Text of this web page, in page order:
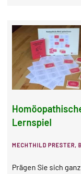
Lernspiel
MECHTHILD PRESTER,
Prägen Sie sich